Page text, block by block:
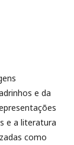
e da
e a literatura
como